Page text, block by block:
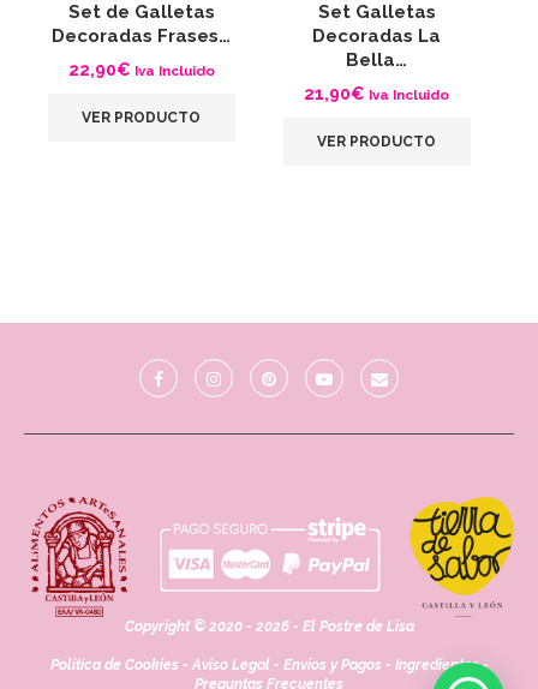
Set de Galletas
Decoradas Frases…
22,90€ Iva Incluido
VER PRODUCTO
Set Galletas
Decoradas La
Bella…
21,90€ Iva Incluido
VER PRODUCTO
Copyright © 2020 - 2026 - El Postre de Lisa
Política de Cookies -Aviso Legal - Envíos y Pagos - Ingredientes-
Preguntas Frecuentes